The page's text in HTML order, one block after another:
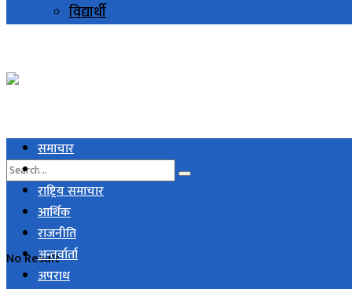
विद्यार्थी
No Result
समाचार
स्थानिय समाचार
राष्ट्रिय समाचार
आर्थिक
राजनीति
अन्तर्वार्ता
अपराध